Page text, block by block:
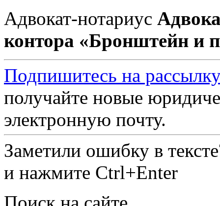
Адвокат-нотариус
контора «Бронштейн и
Подпишитесь на
получайте новые
электронную почту.
Заметили ошибку в
и нажмите Ctrl+Enter